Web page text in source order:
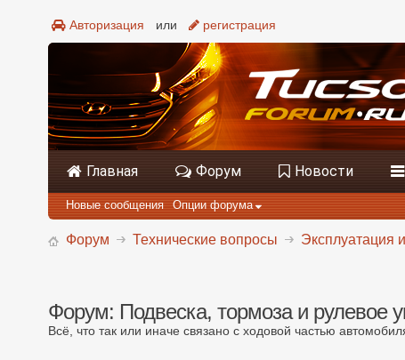
Авторизация или регистрация
Главная Форум Новости
Новые сообщения Опции форума
Форум Технические вопросы Эксплуатация
Форум: Подвеска, тормоза и рулевое
Всё, что так или иначе связано с ходовой частью